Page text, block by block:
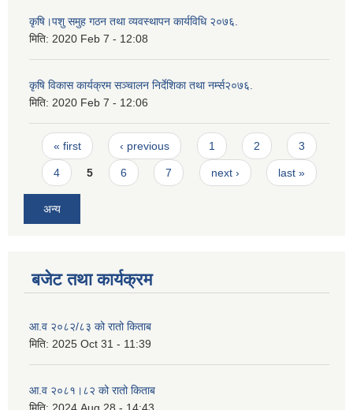
कृषि।पशु समुह गठन तथा व्यवस्थापन कार्यविधि २०७६.
मिति: 2020 Feb 7 - 12:08
कृषि विकास कार्यक्रम सञ्चालन निर्देशिका तथा नर्म्स२०७६.
मिति: 2020 Feb 7 - 12:06
Pages
« first ‹ previous 1 2 3
4 5 6 7 next › last »
अन्य
बजेट तथा कार्यक्रम
आ.व २०८२/८३ को रातो किताब
मिति: 2025 Oct 31 - 11:39
आ.व २०८१।८२ को रातो किताब